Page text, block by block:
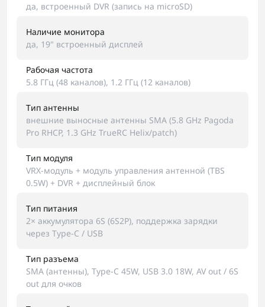
да, встроенный DVR (запись на microSD)
Наличие монитора
да, 19" встроенный дисплей
Рабочая частота
5.8 ГГц (48 каналов), 1.2 ГГц (12 каналов)
Тип антенны
внешние выносные антенны SMA (5.8 GHz Pagoda
Pro RHCP, 1.3 GHz TrueRC Helix/patch)
Тип модуля
VRX-модуль + модуль управления антенной (TBS
0.5W) + DVR + дисплейный блок
Тип питания
2× аккумулятора 6S (6S2P), поддержка зарядки
через Type-C / USB
Тип разъема
SMA (антенны), Type-C 45W, USB 3.0 18W, AV out / 6S
out для очков